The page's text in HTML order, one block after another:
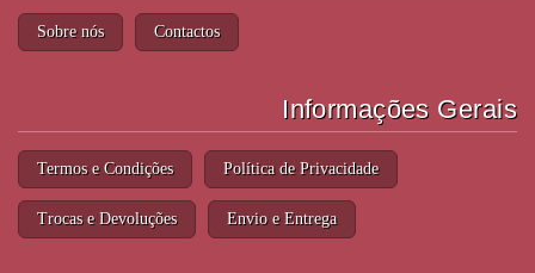
Sobre nós Contactos
Informações Gerais
Termos e Condições Política de Privacidade
Trocas e Devoluções Envio e Entrega